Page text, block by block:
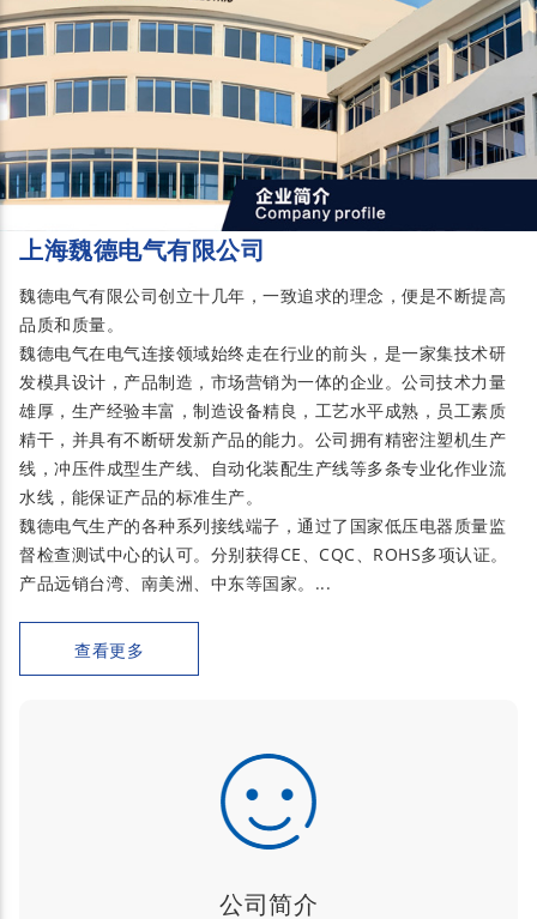
上海魏德电气有限公司
魏德电气有限公司创立十几年，一致追求的理念，便是不断提高
品质和质量。
魏德电气在电气连接领域始终走在行业的前头，是一家集技术研
发模具设计，产品制造，市场营销为一体的企业。公司技术力量
雄厚，生产经验丰富，制造设备精良，工艺水平成熟，员工素质
精干，并具有不断研发新产品的能力。公司拥有精密注塑机生产
线，冲压件成型生产线、自动化装配生产线等多条专业化作业流
水线，能保证产品的标准生产。
魏德电气生产的各种系列接线端子，通过了国家低压电器质量监
督检查测试中心的认可。分别获得CE、CQC、ROHS多项认证。
产品远销台湾、南美洲、中东等国家。...
查看更多
公司简介